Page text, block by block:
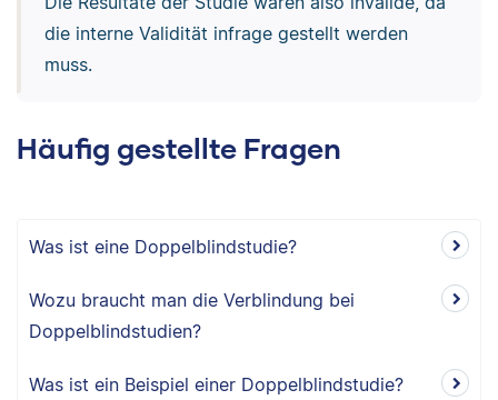
die interne Validität infrage gestellt werden
muss.
Häufig gestellte Fragen
Was ist eine Doppelblindstudie?
Wozu braucht man die Verblindung bei
Doppelblindstudien?
Was ist ein Beispiel einer Doppelblindstudie?